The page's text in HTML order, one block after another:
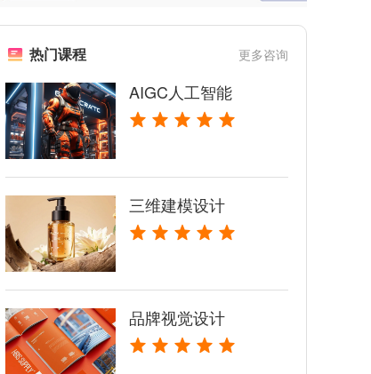
热门课程 更多咨询
AIGC人工智能
三维建模设计
品牌视觉设计